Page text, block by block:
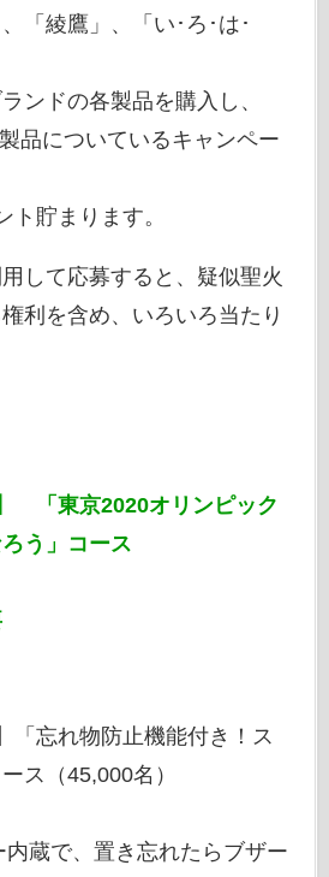
「綾鷹」、「い･ろ･は･
ンドの各製品を購入し、
品についているキャンペー
ト貯まります。
して応募すると、疑似聖火
利を含め、いろいろ当たり
「東京2020オリンピック
う」コース
「忘れ物防止機能付き！ス
ス（45,000名）
蔵で、置き忘れたらブザー